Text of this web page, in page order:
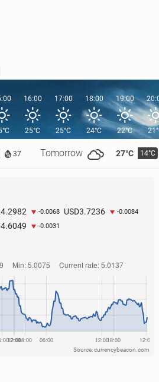
37 Tomorrow 27°C 14°C
16:00
25°C
17:00
25°C
18:00
24°C
19:00
22°C
4.2982 -0.0068 USD3.7236 -0.0084
4.6049 -0.0031
Source: currencybeacon.com